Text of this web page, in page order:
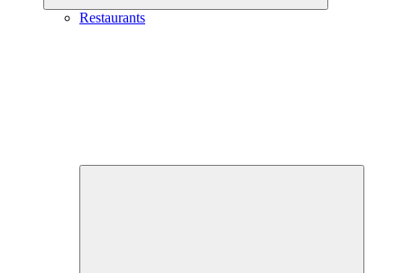
Restaurants